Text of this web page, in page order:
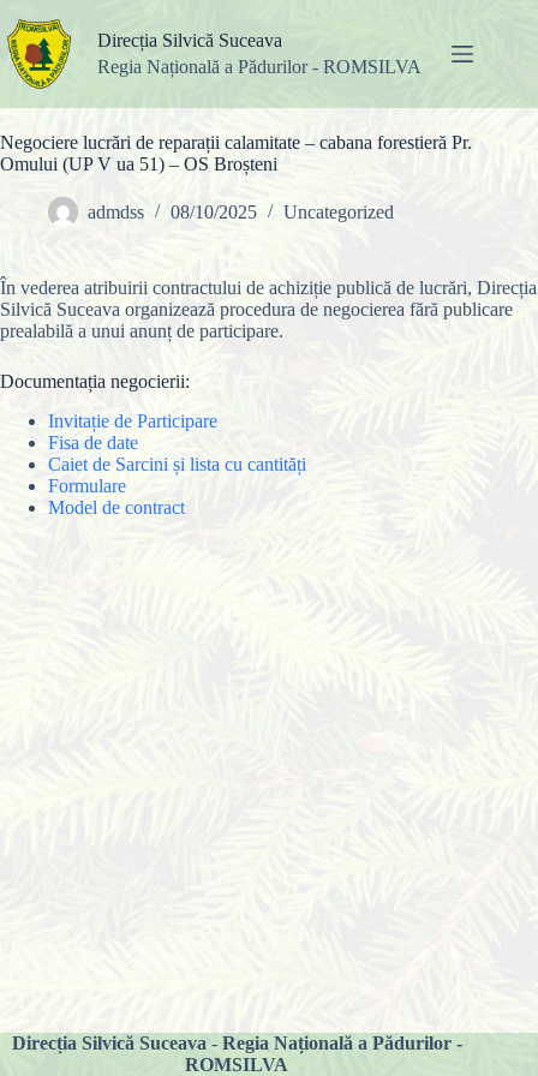
la
conținut
Direcția Silvică Suceava
Regia Națională a Pădurilor - ROMSILVA
Negociere lucrări de reparații calamitate – cabana forestieră Pr.
Omului (UP V ua 51) – OS Broșteni
admdss 08/10/2025 Uncategorized
În vederea atribuirii contractului de achiziție publică de lucrări, Direcția
Silvică Suceava organizează procedura de negocierea fără publicare
prealabilă a unui anunț de participare.
Documentația negocierii:
Invitație de Participare
Fisa de date
Caiet de Sarcini și lista cu cantități
Formulare
Model de contract
Direcția Silvică Suceava - Regia Națională a Pădurilor -
ROMSILVA